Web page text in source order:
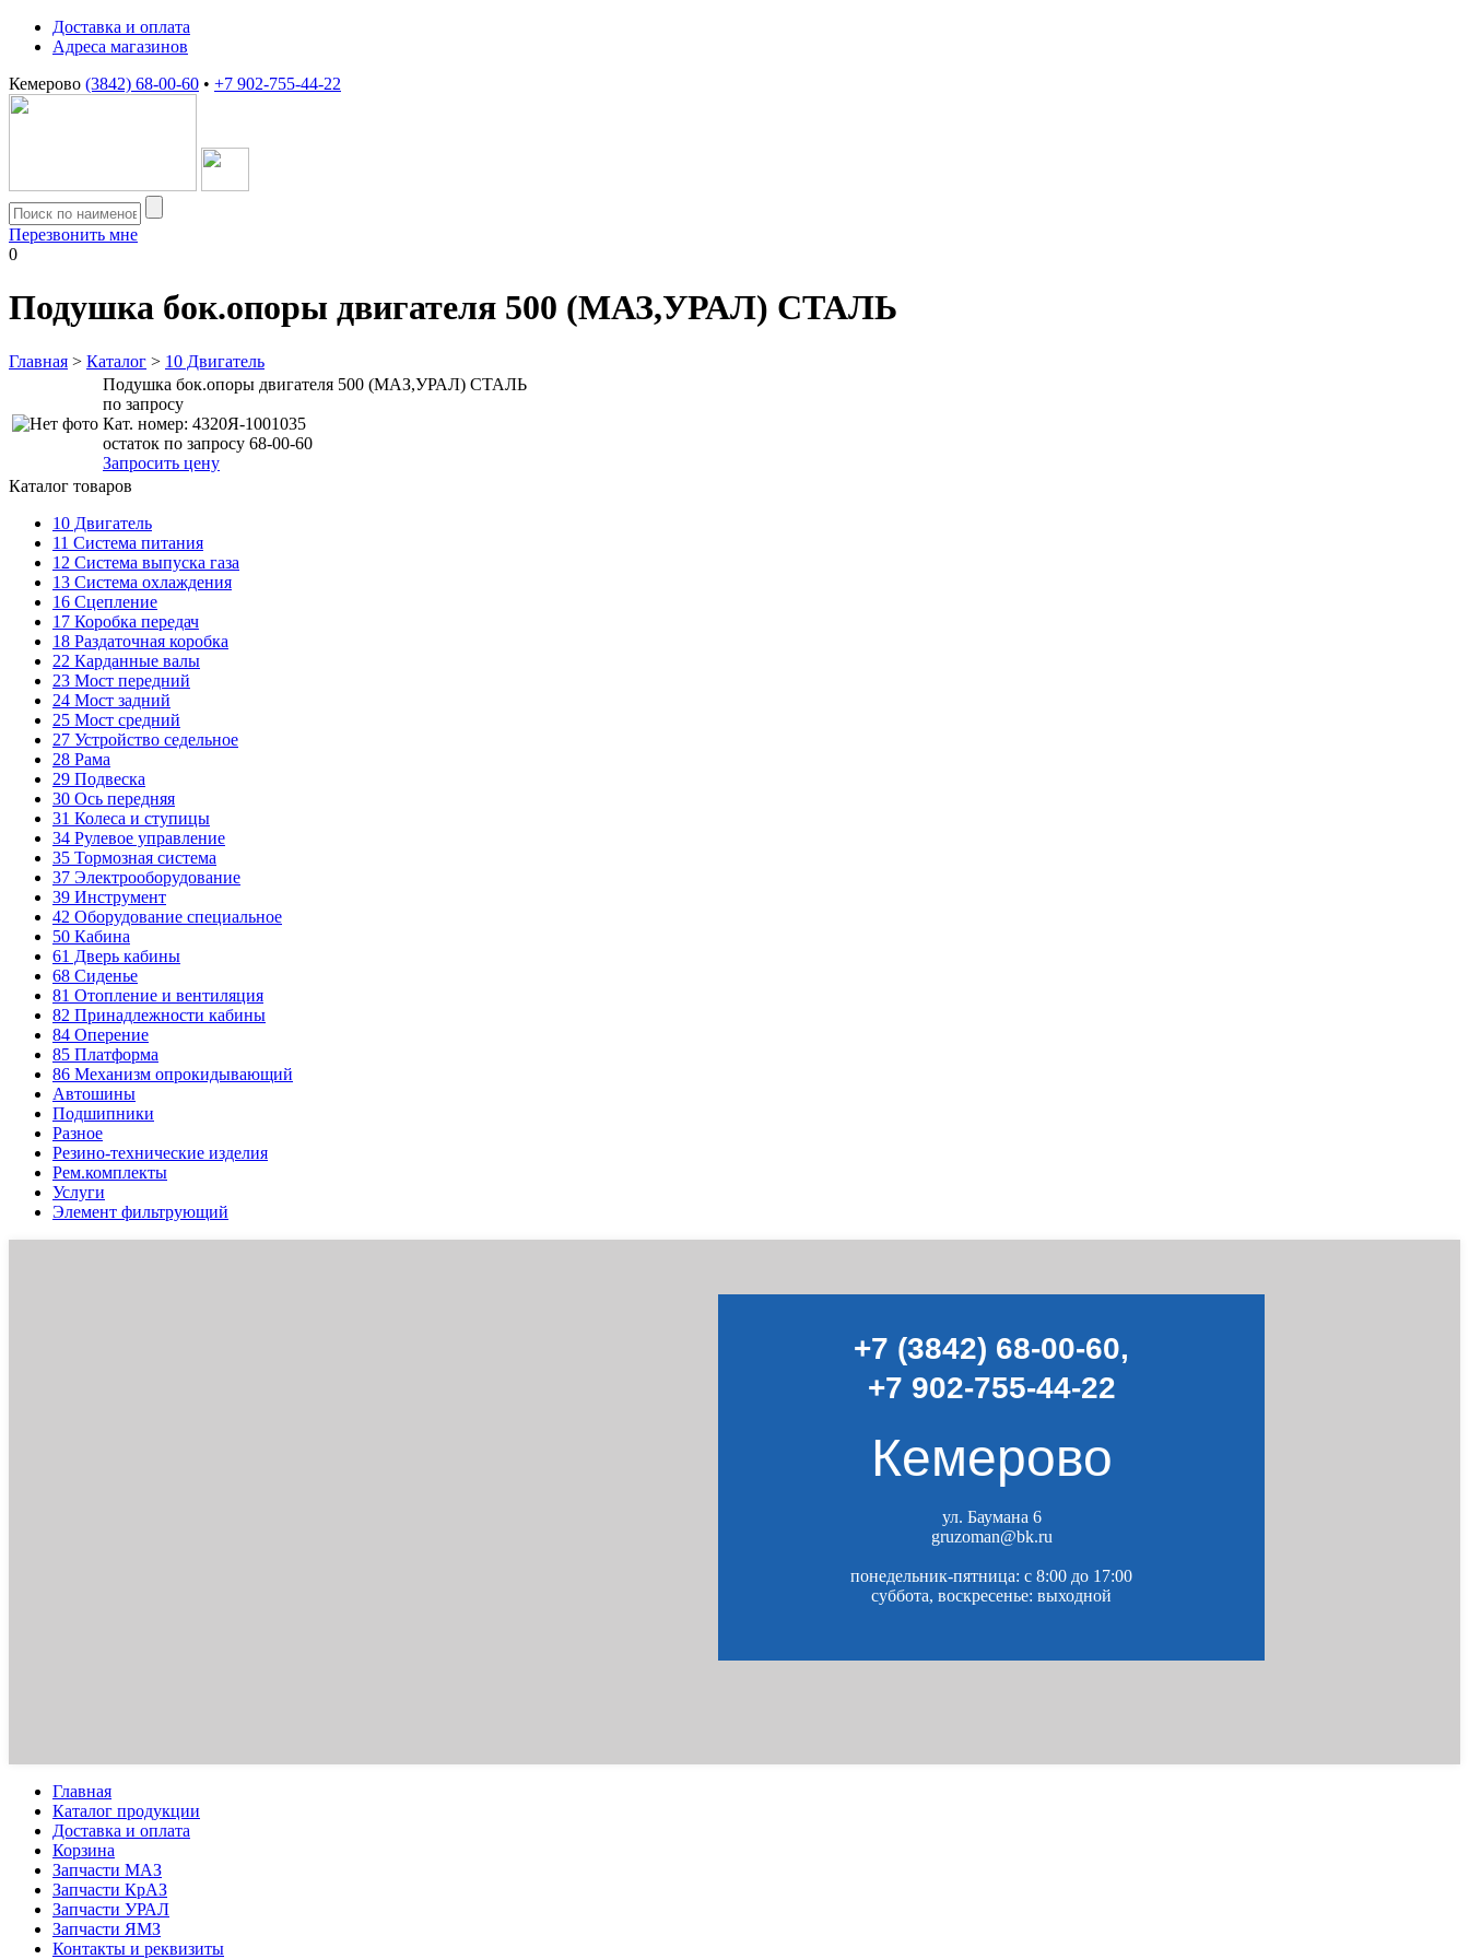
Доставка и оплата
Адреса магазинов
Кемерово (3842) 68-00-60 • +7 902-755-44-22
Перезвонить мне
0
Подушка бок.опоры двигателя 500 (МАЗ,УРАЛ) СТАЛЬ
Главная > Каталог > 10 Двигатель
Подушка бок.опоры двигателя 500 (МАЗ,УРАЛ) СТАЛЬ
по запросу
Кат. номер: 4320Я-1001035
остаток по запросу 68-00-60
Запросить цену
Каталог товаров
10 Двигатель
11 Система питания
12 Система выпуска газа
13 Система охлаждения
16 Сцепление
17 Коробка передач
18 Раздаточная коробка
22 Карданные валы
23 Мост передний
24 Мост задний
25 Мост средний
27 Устройство седельное
28 Рама
29 Подвеска
30 Ось передняя
31 Колеса и ступицы
34 Рулевое управление
35 Тормозная система
37 Электрооборудование
39 Инструмент
42 Оборудование специальное
50 Кабина
61 Дверь кабины
68 Сиденье
81 Отопление и вентиляция
82 Принадлежности кабины
84 Оперение
85 Платформа
86 Механизм опрокидывающий
Автошины
Подшипники
Разное
Резино-технические изделия
Рем.комплекты
Услуги
Элемент фильтрующий
+7 (3842) 68-00-60,
+7 902-755-44-22
Кемерово
ул. Баумана 6
gruzoman@bk.ru
понедельник-пятница: c 8:00 до 17:00
суббота, воскресенье: выходной
Главная
Каталог продукции
Доставка и оплата
Корзина
Запчасти МАЗ
Запчасти КрАЗ
Запчасти УРАЛ
Запчасти ЯМЗ
Контакты и реквизиты